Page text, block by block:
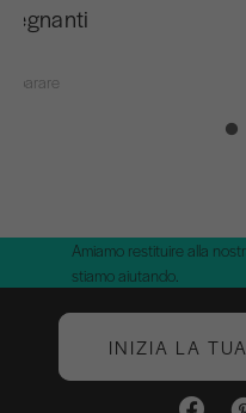
Amiamo restituire alla
stiamo aiutando.
INIZIA LA